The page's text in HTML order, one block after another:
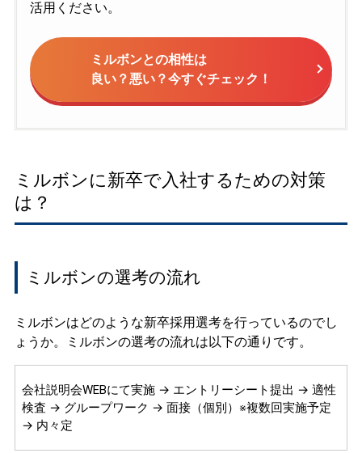
活用ください。
ミルボンとの相性は
良い？悪い？今すぐチェック！
ミルボンに新卒で入社するための対策
は？
ミルボンの選考の流れ
ミルボンはどのような新卒採用選考を行っているのでし
ょうか。ミルボンの選考の流れは以下の通りです。
会社説明会WEBにて実施 → エントリーシート提出 → 適性
検査 → グループワーク → 面接（個別）※複数回実施予定
→ 内々定